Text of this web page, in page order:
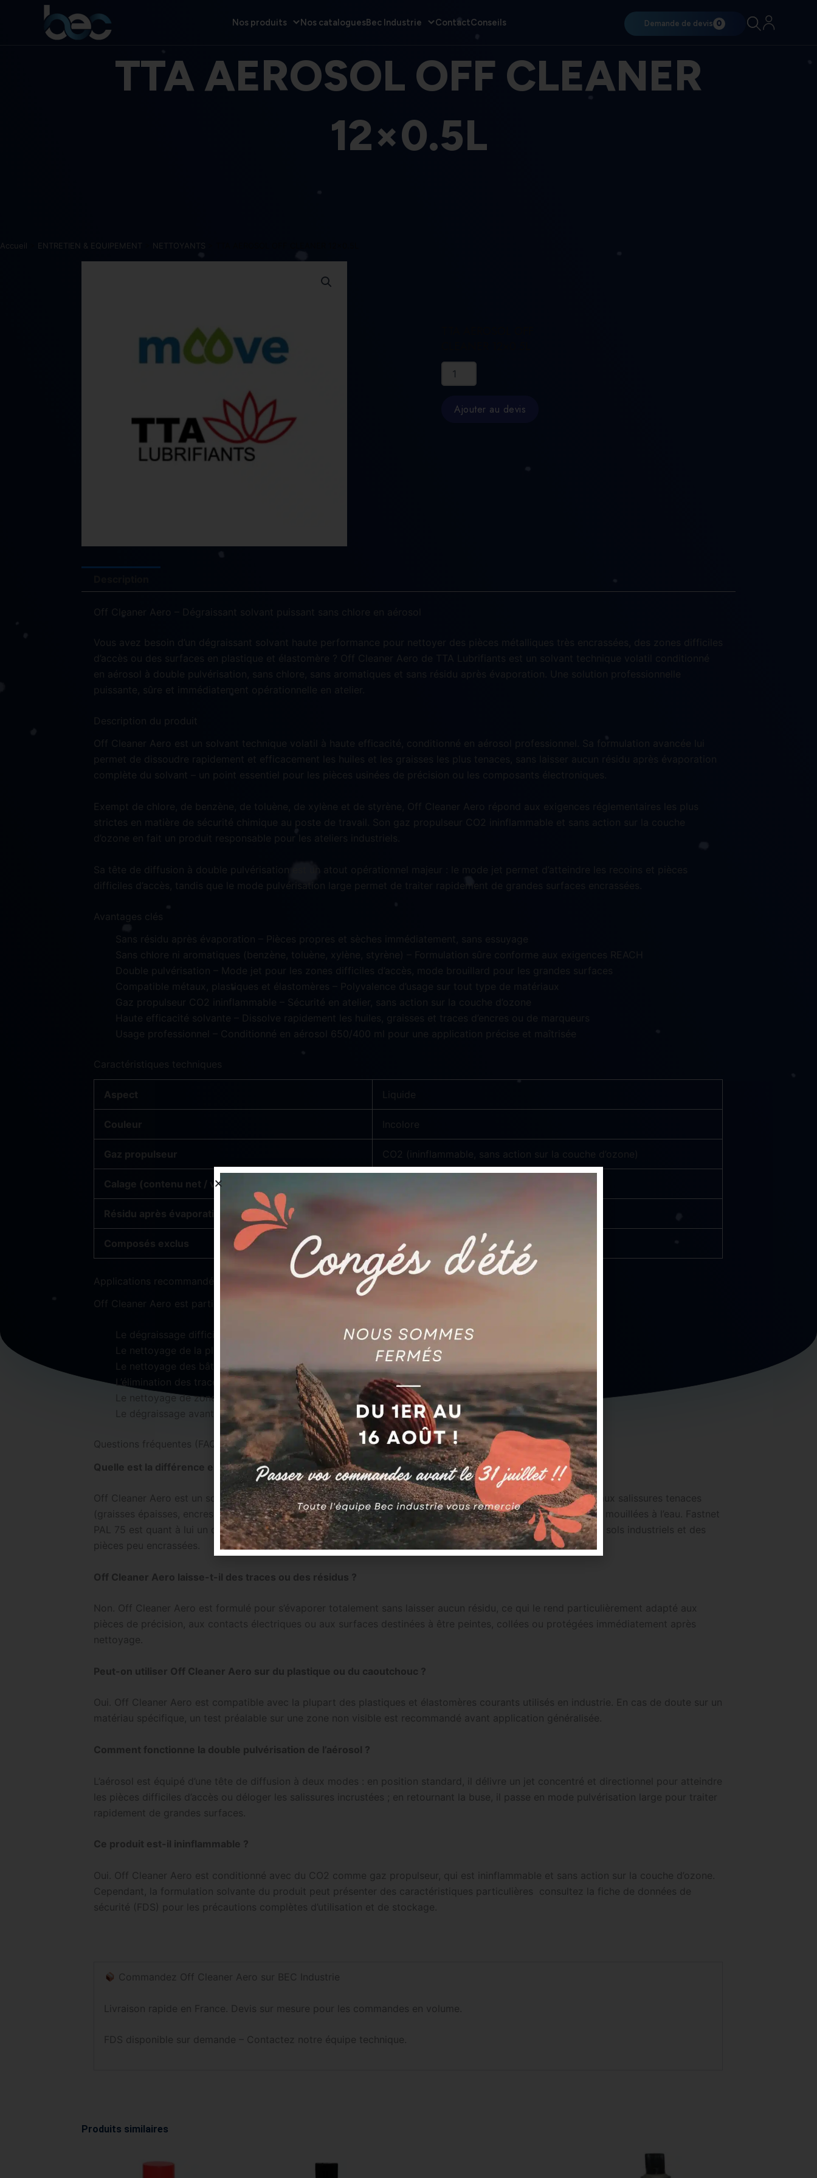
Nos produits Nos cataloguesBec Industrie ContactConseils Demande de devis 0
TTA AEROSOL OFF CLEANER
12×0.5L
Accueil ENTRETIEN & EQUIPEMENT NETTOYANTS
quantité
AEROSOL
OFFAjouter au devis
Off Cleaner Aero – Dégraissant solvant puissant sans chlore en aérosol
Vous avez besoin d’un dégraissant solvant haute performance pour nettoyer des pièces métalliques très encrassées, des zones difficiles
d’accès ou des surfaces en plastique et élastomère ? Off Cleaner Aero de TTA Lubrifiants est un solvant technique volatil conditionné
en aérosol à double pulvérisation, sans chlore, sans aromatiques et sans résidu après évaporation. Une solution professionnelle
puissante, sûre et immédiatement opérationnelle en atelier.
Description du produit
Off Cleaner Aero est un solvant technique volatil à haute efficacité, conditionné en aérosol professionnel. Sa formulation avancée lui
permet de dissoudre rapidement et efficacement les huiles et les graisses les plus tenaces, sans laisser aucun résidu après évaporation
complète du solvant – un point essentiel pour les pièces usinées de précision ou les composants électroniques.
Exempt de chlore, de benzène, de toluène, de xylène et de styrène, Off Cleaner Aero répond aux exigences réglementaires les plus
strictes en matière de sécurité chimique au poste de travail. Son gaz propulseur CO2 ininflammable et sans action sur la couche
d’ozone en fait un produit responsable pour les ateliers industriels.
Sa tête de diffusion à double pulvérisation est un atout opérationnel majeur : le mode jet permet d’atteindre les recoins et pièces
difficiles d’accès, tandis que le mode pulvérisation large permet de traiter rapidement de grandes surfaces encrassées.
Avantages clés
Sans résidu après évaporation – Pièces propres et sèches immédiatement, sans essuyage
Sans chlore ni aromatiques (benzène, toluène, xylène, styrène) – Formulation sûre conforme aux exigences REACH
Double pulvérisation – Mode jet pour les zones difficiles d’accès, mode brouillard pour les grandes surfaces
Compatible métaux, plastiques et élastomères – Polyvalence d’usage sur tout type de matériaux
Gaz propulseur CO2 ininflammable – Sécurité en atelier, sans action sur la couche d’ozone
Haute efficacité solvante – Dissolve rapidement les huiles, graisses et traces d’encres ou de marqueurs
Usage professionnel – Conditionné en aérosol 650/400 ml pour une application précise et maîtrisée
Caractéristiques techniques
Aspect Liquide
Couleur Incolore
Gaz propulseur CO2 (ininflammable, sans action sur la couche d’ozone)
Calage (contenu net / volume total)
Résidu après évaporation
Composés exclus Chlore, benzène, toluène, xylène, styrène
Applications recommandées
Off Cleaner Aero est particulièrement recommandé pour :
Le dégraissage difficile de pièces métalliques très encrassées (huiles, graisses de coupe, suies)
Le nettoyage de la plupart des plastiques et élastomères en atelier
Le nettoyage des bâtis de machines-outils fortement encrassés
L’élimination des traces de marqueurs ou d’encres sur surfaces industrielles
Le nettoyage de zones difficiles d’accès grâce au mode jet directionnel
Le dégraissage avant application d’un produit de protection (antirouille, peinture, collage)
Questions fréquentes (FAQ)
Quelle est la différence entre Off Cleaner Aero et Fastnet PAL 75 ?
Off Cleaner Aero est un solvant technique volatil à base de solvant organique : il est particulièrement adapté aux salissures tenaces
(graisses épaisses, encres, résidus de coupe), aux zones difficiles d’accès et aux surfaces ne pouvant pas être mouillées à l’eau. Fastnet
PAL 75 est quant à lui un dégraissant aqueux universel prêt à l’emploi, plus adapté au dégraissage courant des sols industriels et des
pièces peu encrassées.
Off Cleaner Aero laisse-t-il des traces ou des résidus ?
Non. Off Cleaner Aero est formulé pour s’évaporer totalement sans laisser aucun résidu, ce qui le rend particulièrement adapté aux
pièces de précision, aux contacts électriques ou aux surfaces destinées à être peintes, collées ou protégées immédiatement après
nettoyage.
Peut-on utiliser Off Cleaner Aero sur du plastique ou du caoutchouc ?
Oui. Off Cleaner Aero est compatible avec la plupart des plastiques et élastomères courants utilisés en industrie. En cas de doute sur un
matériau spécifique, un test préalable sur une zone non visible est recommandé avant application généralisée.
Comment fonctionne la double pulvérisation de l’aérosol ?
L’aérosol est équipé d’une tête de diffusion à deux modes : en position standard, il délivre un jet concentré et directionnel pour atteindre
les pièces difficiles d’accès ou déloger les salissures incrustées ; en retournant la buse, il passe en mode pulvérisation large pour traiter
rapidement de grandes surfaces.
Ce produit est-il ininflammable ?
Oui. Off Cleaner Aero est conditionné avec du CO2 comme gaz propulseur, qui est ininflammable et sans action sur la couche d’ozone.
Cependant, la formulation solvante du produit peut présenter des caractéristiques particulières consultez la fiche de données de
sécurité (FDS) pour les précautions complètes d’utilisation et de stockage.
Commandez Off Cleaner Aero sur BEC Industrie
Livraison rapide en France. Devis sur mesure pour les commandes en volume.
FDS disponible sur demande – Contactez notre équipe technique.
Produits similaires